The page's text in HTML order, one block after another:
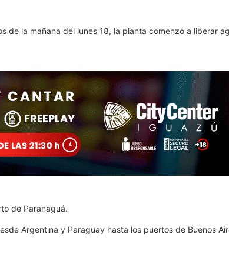
de la mañana del lunes 18, la planta comenzó a liberar
de Paranaguá.
Argentina y Paraguay hasta los puertos de Buenos